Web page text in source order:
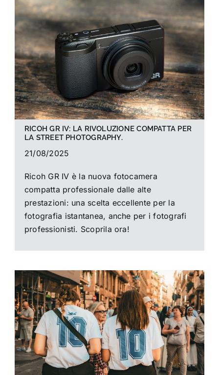
RICOH GR IV: LA RIVOLUZIONE COMPATTA PER
LA STREET PHOTOGRAPHY.
21/08/2025
Ricoh GR IV è la nuova fotocamera
compatta professionale dalle alte
prestazioni: una scelta eccellente per la
fotografia istantanea, anche per i fotografi
professionisti. Scoprila ora!